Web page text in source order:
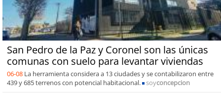
San Pedro de la Paz y Coronel son las únicas
comunas con suelo para levantar viviendas
06-08 La herramienta considera a 13 ciudades y se contabilizaron entre
439 y 685 terrenos con potencial habitacional.
soyconcepcion